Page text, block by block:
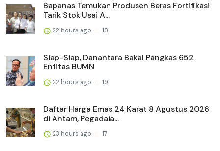
Bapanas Temukan Produsen Beras Fortifikasi
Tarik Stok Usai A...
22 hours ago 18
Siap-Siap, Danantara Bakal Pangkas 652
Entitas BUMN
22 hours ago 19
Daftar Harga Emas 24 Karat 8 Agustus 2026
di Antam, Pegadaia...
23 hours ago 17